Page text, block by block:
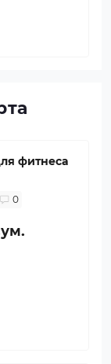
фитнеса
0